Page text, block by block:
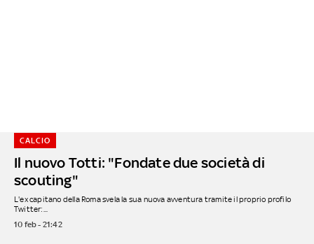
Il nuovo Totti: "Fondate due società di
scouting"
CALCIO
L'ex capitano della Roma svela la sua nuova avventura tramite il proprio profilo
Twitter:...
10 feb - 21:42